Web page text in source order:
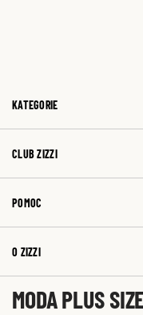
KATEGORIE
CLUB ZIZZI
POMOC
O ZIZZI
MODA PLUS